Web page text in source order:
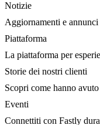
Notizie
Aggiornamenti e annunci
Piattaforma
La piattaforma per
Storie dei nostri clienti
Scopri come hanno
Eventi
Connettiti con Fastly